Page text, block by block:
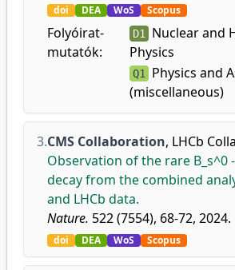
doi DEA WoS Scopus
Folyóirat-
mutatók:
D1 Nuclear and
Physics
Q1 Physics and
(miscellaneous)
3.CMS Collaboration, LHCb
Observation of the rare B_s^0
decay from the combined
and LHCb data.
Nature. 522 (7554), 68-72, 2024.
doi DEA WoS Scopus